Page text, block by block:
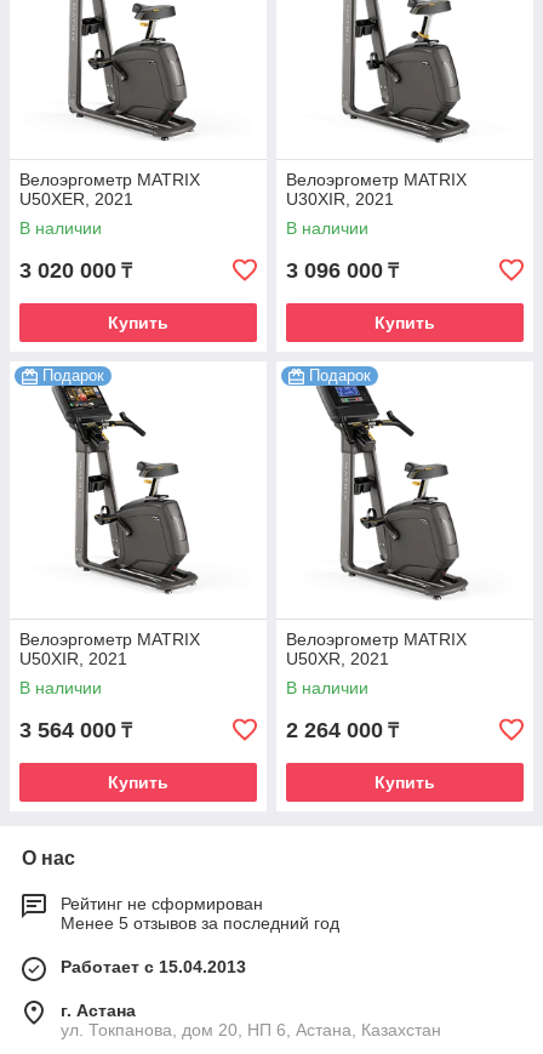
Велоэргометр MATRIX
U50XER, 2021
В наличии
3 020 000 ₸
Купить
Велоэргометр MATRIX
U30XIR, 2021
В наличии
3 096 000 ₸
Купить
Подарок
Велоэргометр MATRIX
U50XIR, 2021
В наличии
3 564 000 ₸
Купить
Подарок
Велоэргометр MATRIX
U50XR, 2021
В наличии
2 264 000 ₸
Купить
О нас
Рейтинг не сформирован
Менее 5 отзывов за последний год
Работает с 15.04.2013
г. Астана
ул. Токпанова, дом 20, НП 6, Астана, Казахстан